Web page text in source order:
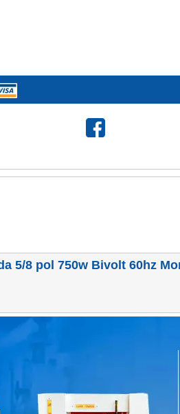
5/8 pol 750w Bivolt 60hz
em